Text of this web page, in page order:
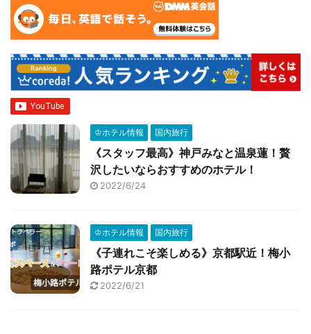
♔ホテル情報 国内旅行
《スタッフ最高》神戸みなと温泉蓮！贅
沢したいならおすすめのホテル！
2022/6/24
♔ホテル情報 国内旅行
《子連れこそ楽しめる》京都駅近！梅小
路ポテル京都
2022/6/21